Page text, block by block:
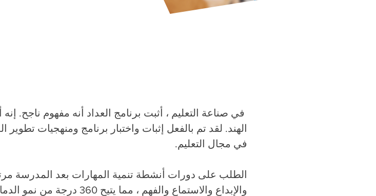
الهند. لقد تم بالفعل إثبات واختبار برنامج ومنهجيات
في مجال التعليم.
الطلب على دورات أنشطة تنمية المهارات بعد المدرسة
والإبداع والاستماع والفهم ، مما يتيح 360 درجة من نمو الدماغ.